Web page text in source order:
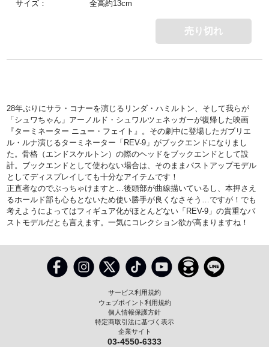
サイズ：
全高約13cm
売り切れ
28年ぶりにサラ・コナーを演じるリンダ・ハミルトン、そして我らが
「シュワちゃん」アーノルド・シュワルツェネッガーが復帰した映画
『ターミネーター ニュー・フェイト』。その劇中に登場したガブリエ
ル・ルナ演じるターミネーター「REV-9」がブックエンドになりまし
た。骨格（エンドスケルトン）の際のヘッドをブックエンドとして設
計。ブックエンドとして使わない場合は、そのままバストアップモデル
としてディスプレイしても十分なアイテムです！
正直者なのでぶっちゃけますと…後頭部が曲線描いているし、本押さえ
るホールド部も心もとないため使い勝手が良くなさそう…ですが！でも
考えようによってはフィギュア化がほとんどない「REV-9」の貴重なバ
ストモデルだとも言えます。一気にコレクション欲が高まりますね！
サービス利用規約
ウェブポイント利用規約
個人情報保護方針
特定商取引法に基づく表示
企業サイト
03-4550-6333